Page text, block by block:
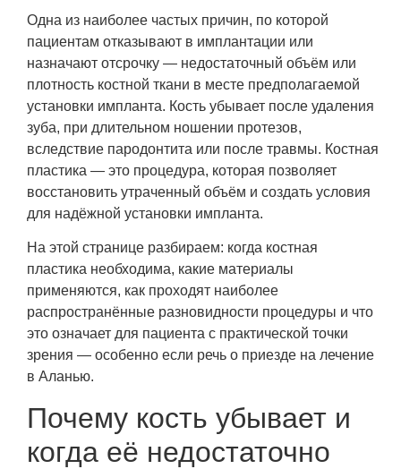
Одна из наиболее частых причин, по которой
пациентам отказывают в имплантации или
назначают отсрочку — недостаточный объём или
плотность костной ткани в месте предполагаемой
установки импланта. Кость убывает после удаления
зуба, при длительном ношении протезов,
вследствие пародонтита или после травмы. Костная
пластика — это процедура, которая позволяет
восстановить утраченный объём и создать условия
для надёжной установки импланта.
На этой странице разбираем: когда костная
пластика необходима, какие материалы
применяются, как проходят наиболее
распространённые разновидности процедуры и что
это означает для пациента с практической точки
зрения — особенно если речь о приезде на лечение
в Аланью.
Почему кость убывает и
когда её недостаточно